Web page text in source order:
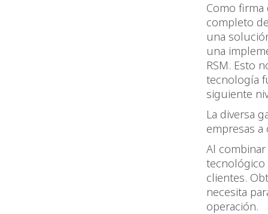
Como
completo
una
una
RSM. Esto
tecnología
siguiente
La diversa
empresas
Al
tecnológico
clientes.
necesita
operación.